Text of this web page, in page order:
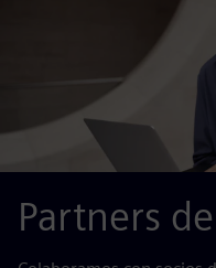
Partners